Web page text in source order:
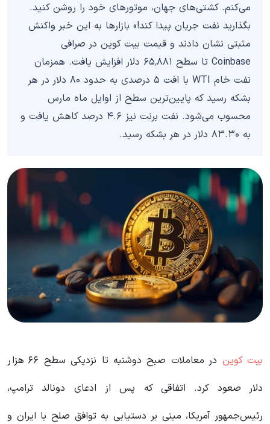
می‌کنم. کشتی‌های جهان، موتورهای خود را روشن کنید.
بگذارید نفت جریان پیدا کند!» بازارها به این خبر واکنش
مثبتی نشان دادند و قیمت بیت کوین در صرافی
Coinbase تا سطح ۶۵٬۸۸۱ دلار افزایش یافت. همزمان
نفت خام WTI با افت ۵ درصدی به حدود ۸۰ دلار در هر
بشکه رسید که پایین‌ترین سطح از اوایل ماه مارس
محسوب می‌شود. نفت برنت نیز ۴.۶ درصد کاهش یافت و
به ۸۳.۳۰ دلار در هر بشکه رسید.
بیت کوین
در معاملات صبح دوشنبه تا نزدیکی سطح ۶۶ هزار
دلار صعود کرد. اتفاقی که پس از ادعای دونالد ترامپ،
رئیس‌جمهور آمریکا، مبنی بر دستیابی به توافق صلح با ایران و